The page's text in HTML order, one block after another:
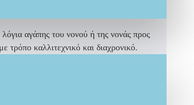
αγάπης του νονού ή της νονάς προς
καλλιτεχνικό και διαχρονικό.
ευχές του νονού ή της νονάς